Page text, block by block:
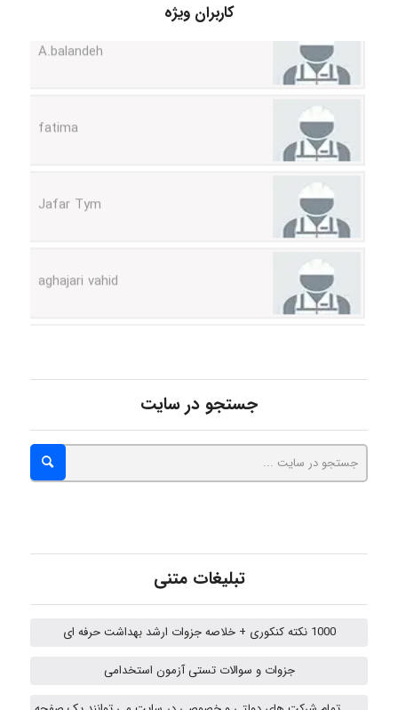
کاربران ویژه
hosein abdolvand
emami
جستجو در سایت
تبلیغات متنی
1000 نکته کنکوری + خلاصه جزوات ارشد بهداشت حرفه ای
جزوات و سوالات تستی آزمون استخدامی